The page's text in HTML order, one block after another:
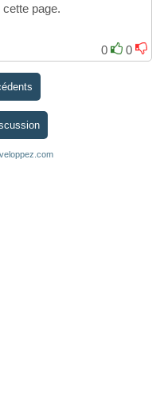
page.
0
0